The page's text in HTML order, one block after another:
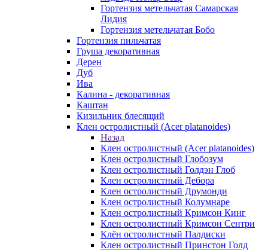
Гортензия метельчатая Самарская
Лидия
Гортензия метельчатая Бобо
Гортензия пильчатая
Груша декоративная
Дерен
Дуб
Ива
Калина - декоративная
Каштан
Кизильник блесящий
Клен остролистный (Acer platanoides)
Назад
Клен остролистный (Acer platanoides)
Клен остролистный Глобозум
Клен остролистный Голдэн Глоб
Клен остролистный Дебора
Клен остролистный Друмонди
Клен остролистный Колумнаре
Клен остролистный Кримсон Кинг
Клен остролистный Кримсон Сентри
Клён остролистный Палдиски
Клен остролистный Принстoн Голд